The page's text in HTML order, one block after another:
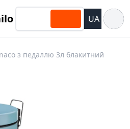
UA
з педаллю 3л блакитний